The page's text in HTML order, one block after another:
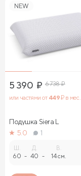
NEW
5 390 ₽ 6 738₽
или частями от 449₽ в мес.
Подушка Siera L
5.0
1
60 -
Д.
40 -
В.
14 см.